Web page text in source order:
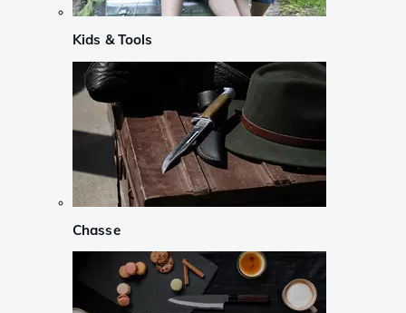
Kids & Tools
Chasse